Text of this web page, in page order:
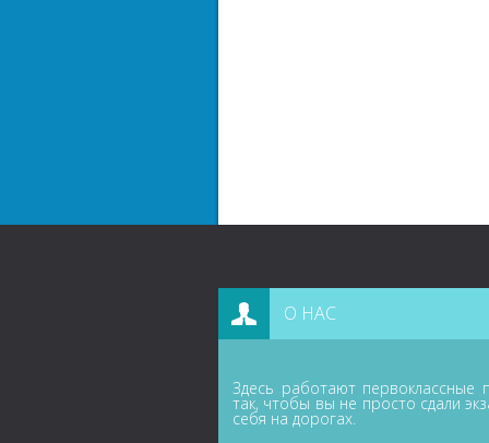
О НАС
Здесь работают первоклассные
так, чтобы вы не просто сдали
себя на дорогах.